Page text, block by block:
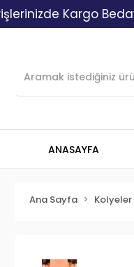
Kargo Bedava!
ANASAYFA
Ana Sayfa Kolyeler